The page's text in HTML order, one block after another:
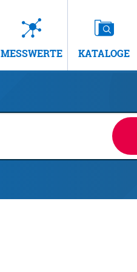
MESSWERTE KATALOGE